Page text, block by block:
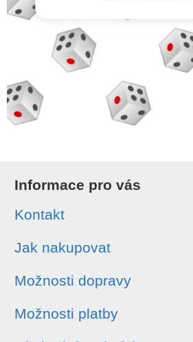
Informace pro vás
Kontakt
Jak nakupovat
Možnosti dopravy
Možnosti platby